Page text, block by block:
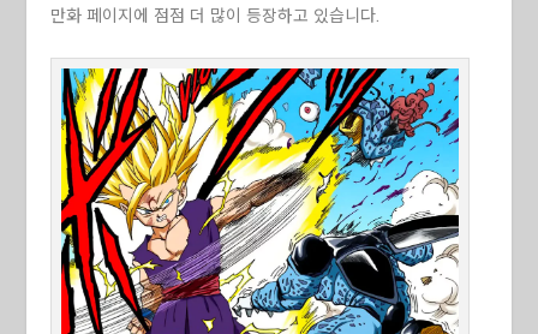
만화 페이지에 점점 더 많이 등장하고 있습니다.